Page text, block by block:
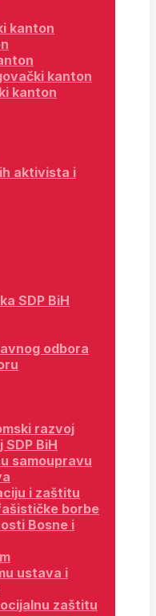
kanton
kanton
kanton
aktivista i
SDP BiH
odbora
razvoj
BiH
samoupravu
i zaštitu
borbe
Bosne i
ustava i
zaštitu